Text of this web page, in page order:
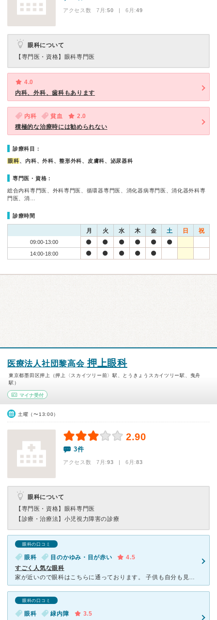
アクセス数 7月:50 | 6月:49
眼科について
【専門医・資格】 眼科専門医
4.0
内科、外科、歯科もあります
内科 貧血
2.0
積極的な治療時には勧められない
診療科目：
眼科、内科、外科、整形外科、皮膚科、泌尿器科
専門医・資格：
総合内科専門医、外科専門医、循環器専門医、消化器病専門医、消化器外科専
門医、消…
診療時間
月 火 水 木 金 土 日 祝
09:00-13:00
14:00-18:00
医療法人社団黎高会 押上眼科
東京都墨田区押上（押上〈スカイツリー前〉駅、とうきょうスカイツリー駅、曳舟
駅）
マイナ受付
土曜（〜13:00）
2.90
3件
アクセス数 7月:93 | 6月:83
眼科について
【専門医・資格】 眼科専門医
【診療・治療法】 小児視力障害の診療
眼科の口コミ
眼科 目のかゆみ・目が赤い
4.5
すごく人気な眼科
家が近いので眼科はこちらに通っております。 子供も自分も見てもらっています。 朝一は行列が出来る程並んでおりとても人気ですので、時間に余裕がある時に行く事を勧めます！ 看護師さんが症
眼科の口コミ
眼科 緑内障
3.5